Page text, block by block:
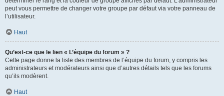
peut vous permettre de changer votre groupe par défaut via votre panneau de
l’utilisateur.
Haut
Qu’est-ce que le lien « L’équipe du forum » ?
Cette page donne la liste des membres de l’équipe du forum, y compris les
administrateurs et modérateurs ainsi que d’autres détails tels que les forums
qu’ils modèrent.
Haut